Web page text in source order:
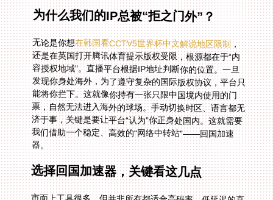
为什么我们的IP总被“拒之门外”？
无论是你想在韩国看CCTV5世界杯中文解说地区限制，
还是在英国打开腾讯体育提示版权受限，根源都在于“内
容授权地域”。直播平台根据IP地址判断你的位置。一旦
发现你身处海外，为了遵守复杂的国际版权协议，平台只
能将你拦下。这就像你持有一张只限中国境内使用的门
票，自然无法进入海外的球场。手动切换时区、语言都无
济于事，关键是要让平台“认为”你正身处国内。这就需要
我们借助一个稳定、高效的“网络中转站”——回国加速
器。
选择回国加速器，关键看这几点